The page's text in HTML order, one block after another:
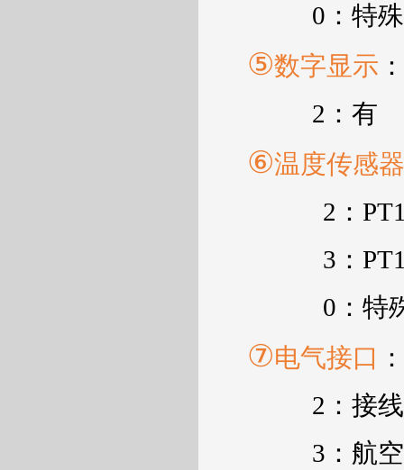
0 ：特
⑤数字显示 ：
2 ：有
⑥温度传感器
2 ：
3 ：
0 ：特
⑦电气接口 ：
2 ：接
3 ：航